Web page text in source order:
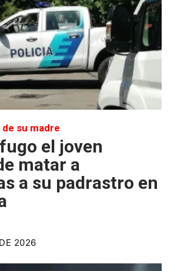
su madre
el joven
matar a
a su padrastro en
2026